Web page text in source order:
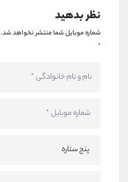
نظر بدهید
شماره موبایل شما منتشر نخواهد شد.
*